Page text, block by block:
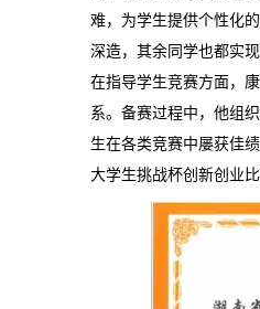
难，为学生提供个性化
深造，其余同学也都实
在指导学生竞赛方面，
系。备赛过程中，他组
生在各类竞赛中屡获佳
大学生挑战杯创新创业